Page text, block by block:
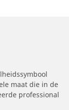
maat die in de
professional